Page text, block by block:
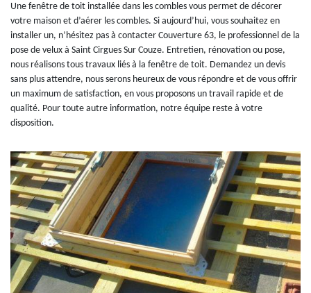
Une fenêtre de toit installée dans les combles vous permet de décorer
votre maison et d’aérer les combles. Si aujourd’hui, vous souhaitez en
installer un, n’hésitez pas à contacter Couverture 63, le professionnel de la
pose de velux à Saint Cirgues Sur Couze. Entretien, rénovation ou pose,
nous réalisons tous travaux liés à la fenêtre de toit. Demandez un devis
sans plus attendre, nous serons heureux de vous répondre et de vous offrir
un maximum de satisfaction, en vous proposons un travail rapide et de
qualité. Pour toute autre information, notre équipe reste à votre
disposition.